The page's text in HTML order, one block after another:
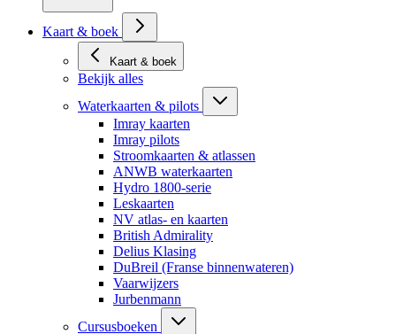
Kaart & boek
Kaart & boek
Bekijk alles
Waterkaarten & pilots
Imray kaarten
Imray pilots
Stroomkaarten & atlassen
ANWB waterkaarten
Hydro 1800-serie
Leskaarten
NV atlas- en kaarten
British Admirality
Delius Klasing
DuBreil (Franse binnenwateren)
Vaarwijzers
Jurbenmann
Cursusboeken